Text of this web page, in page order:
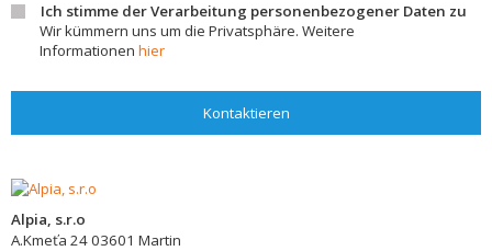
Ich stimme der Verarbeitung personenbezogener Daten zu
Wir kümmern uns um die Privatsphäre. Weitere
Informationen hier
Kontaktieren
Alpia, s.r.o
A.Kmeťa 2403601 Martin